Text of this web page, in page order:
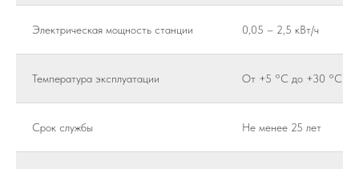
Электрическая мощность станции 0,05 – 2,5 кВт/ч
Температура эксплуатации От +5 °C до +30 °C
Срок службы Не менее 25 лет